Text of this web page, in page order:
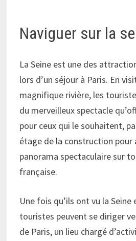
Naviguer sur la
La Seine est une des
lors d’un séjour à Paris. En
magnifique rivière, les
du merveilleux spectacle
pour ceux qui le souhaitent,
étage de la construction pour
panorama spectaculaire sur
française.
Une fois qu’ils ont vu la Seine
touristes peuvent se diriger
de Paris, un lieu chargé